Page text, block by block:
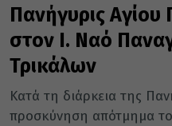
Πανήγυρις
στον Ι. Ναό
Τρικάλων
Κατά τη διάρκεια της
προσκύνηση απότμημα